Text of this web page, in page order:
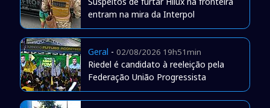
entram na mira da Interpol
Geral - 02/08/2026 19h51min
Riedel é candidato à reeleição pela
Federação União Progressista